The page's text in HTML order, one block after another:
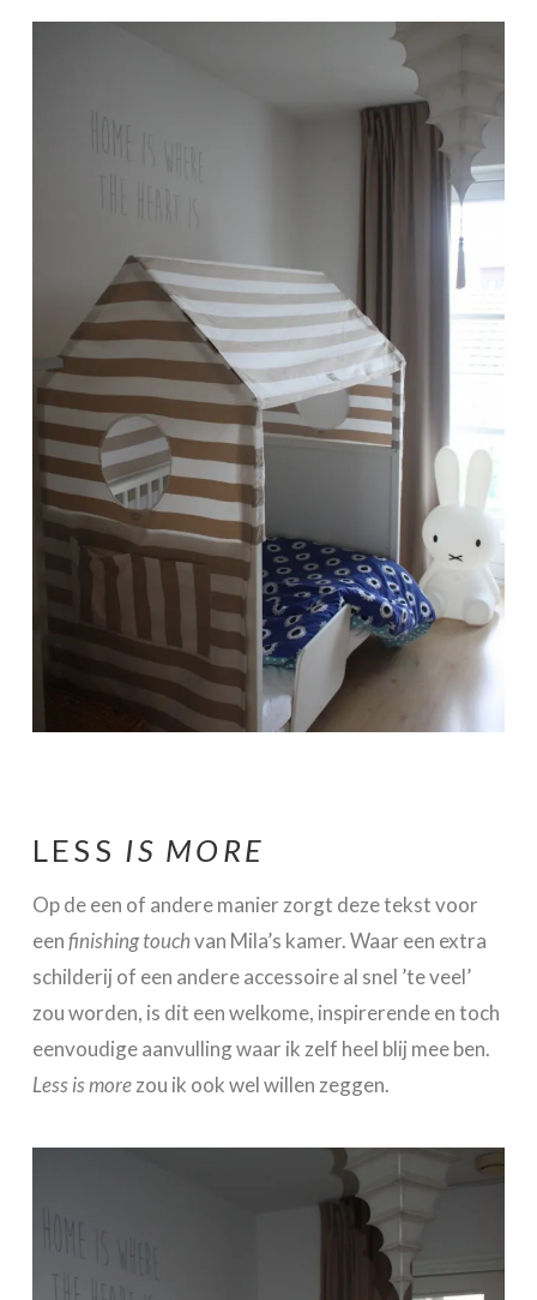
LESS IS MORE
Op de een of andere manier zorgt deze tekst voor
eenfinishing touchvan Mila’s kamer. Waar een extra
schilderij of een andere accessoire al snel ’te veel’
zou worden, is dit een welkome, inspirerende en toch
eenvoudige aanvulling waar ik zelf heel blij mee ben.
Less is morezou ik ook wel willen zeggen.